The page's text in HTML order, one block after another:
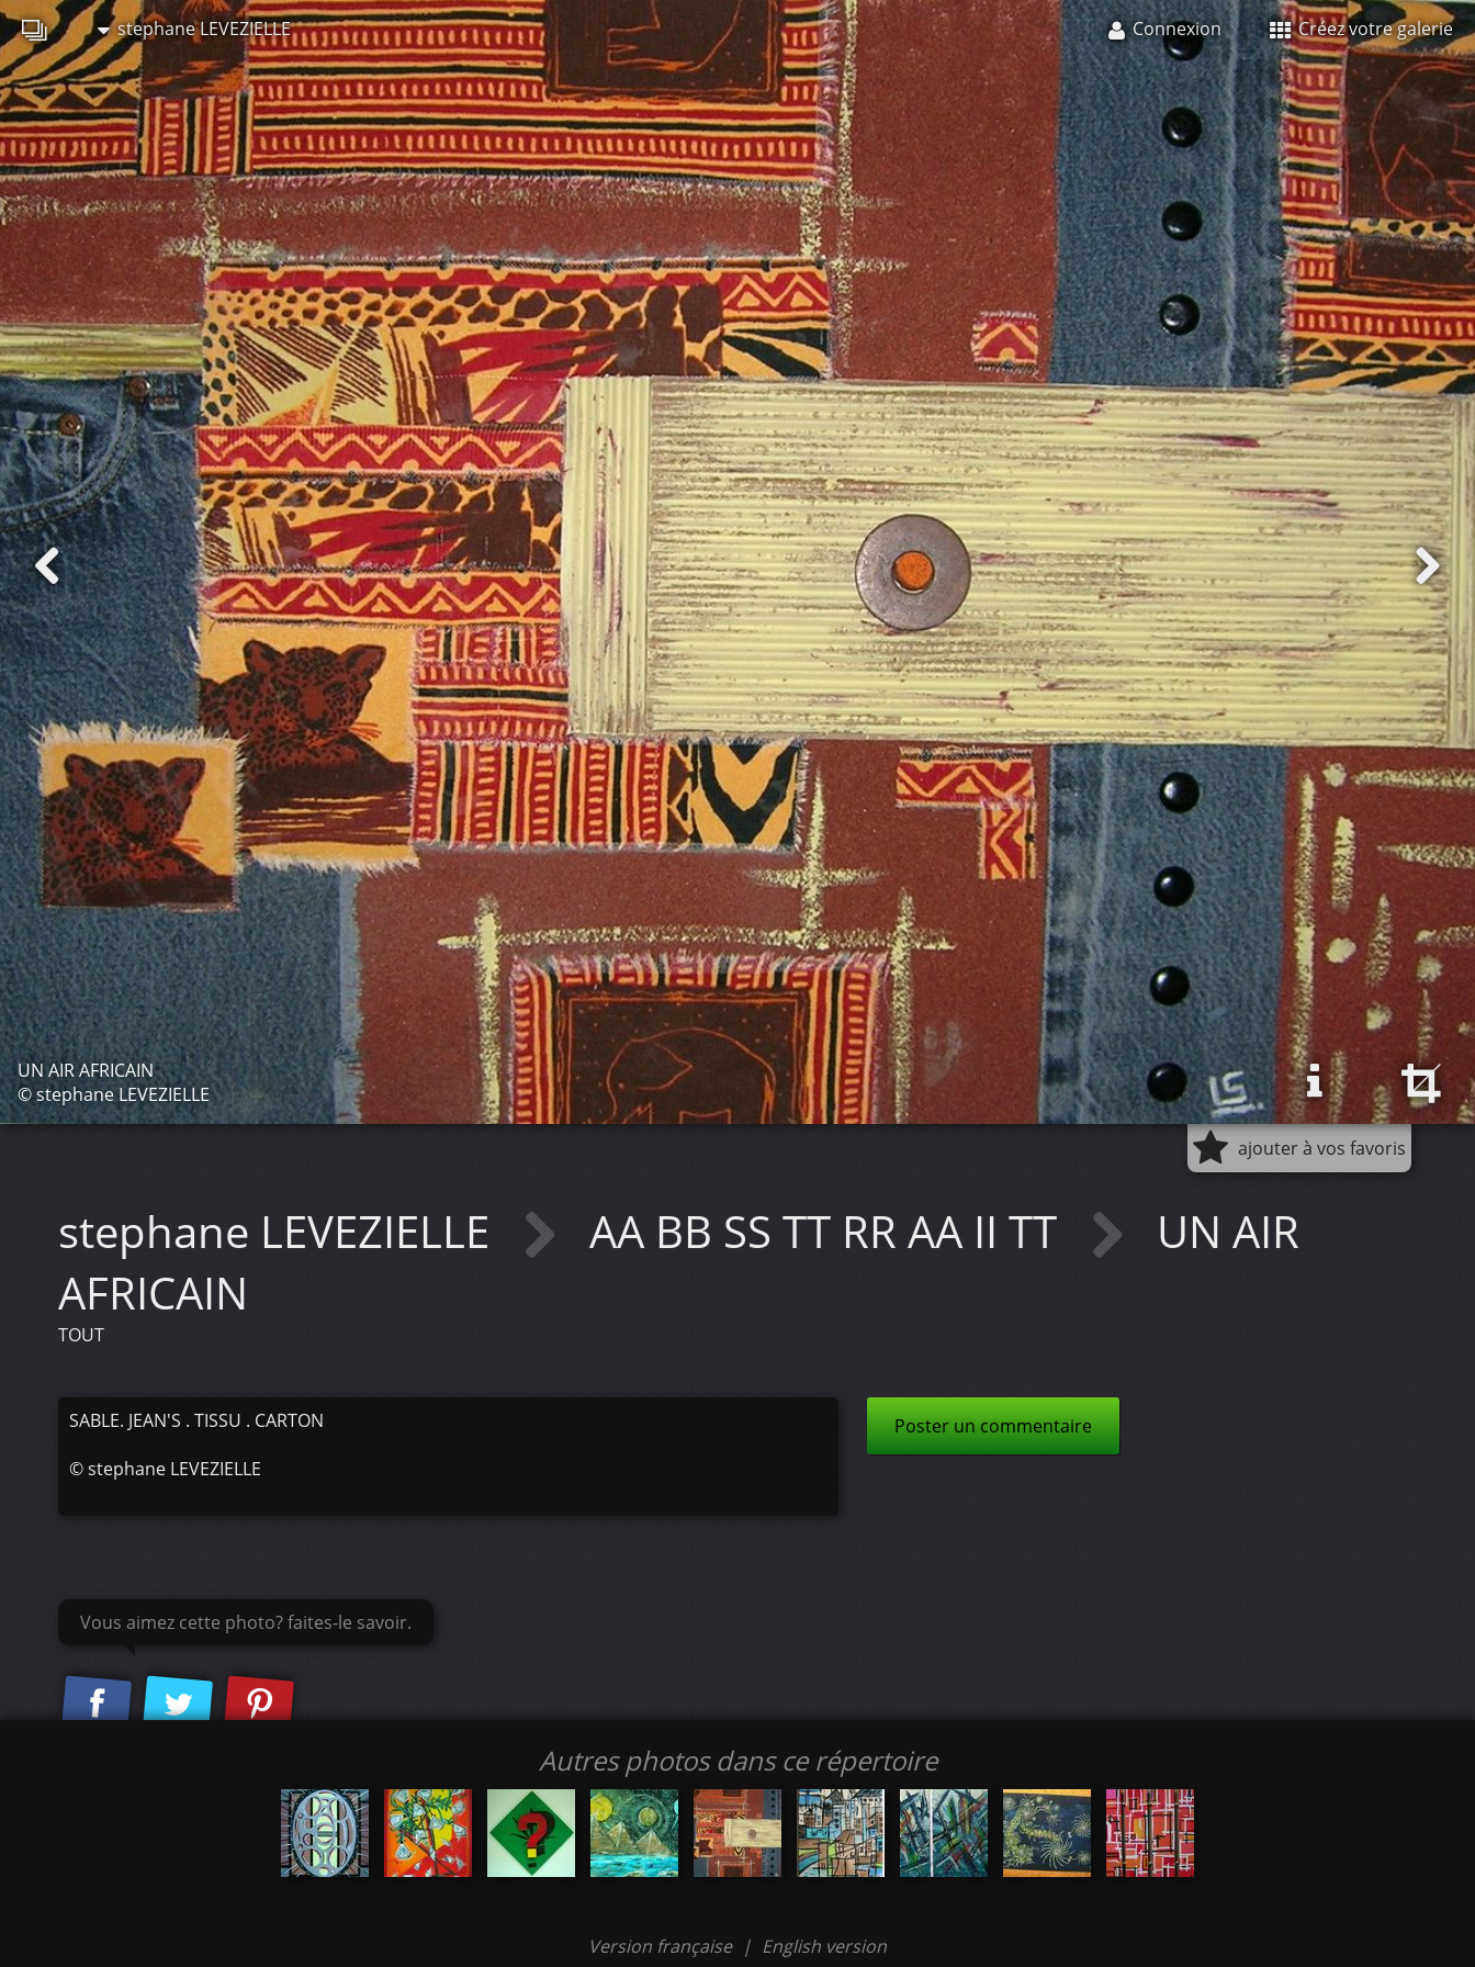
stephane LEVEZIELLE Connexion Créez votre galerie
UN AIR AFRICAIN
© stephane LEVEZIELLE
ajouter à vos favoris
stephane LEVEZIELLE AA BB SS TT RR AA II TT
UN AIR
AFRICAIN
TOUT
SABLE. JEAN'S . TISSU . CARTON
©stephane LEVEZIELLE
Poster un commentaire
Vous aimez cette photo? faites-le savoir.
Autres photos dans ce répertoire
Version française | English version